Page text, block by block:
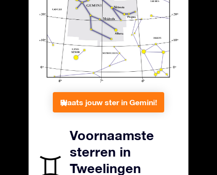
Plaats jouw ster in Gemini!
Voornaamste
sterren in
Tweelingen